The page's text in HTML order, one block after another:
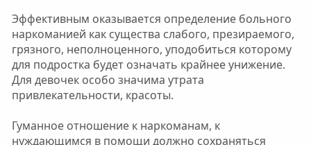
Эффективным оказывается определение больного
наркоманией как существа слабого, презираемого,
грязного, неполноценного, уподобиться которому
для подростка будет означать крайнее унижение.
Для девочек особо значима утрата
привлекательности, красоты.
Гуманное отношение к наркоманам, к
нуждающимся в помощи должно сохраняться